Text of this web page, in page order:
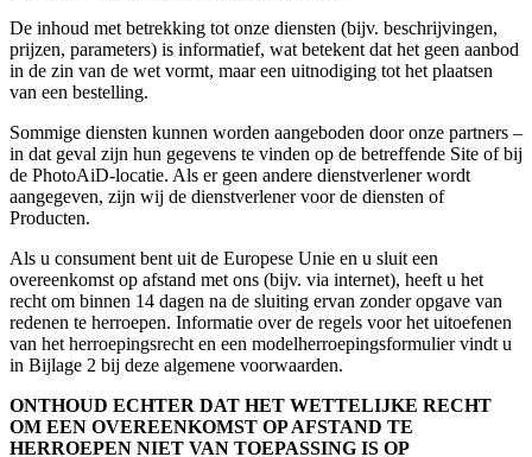
De inhoud met betrekking tot onze diensten (bijv. beschrijvingen,
prijzen, parameters) is informatief, wat betekent dat het geen aanbod
in de zin van de wet vormt, maar een uitnodiging tot het plaatsen
van een bestelling.
Sommige diensten kunnen worden aangeboden door onze partners –
in dat geval zijn hun gegevens te vinden op de betreffende Site of bij
de PhotoAiD-locatie. Als er geen andere dienstverlener wordt
aangegeven, zijn wij de dienstverlener voor de diensten of
Producten.
Als u consument bent uit de Europese Unie en u sluit een
overeenkomst op afstand met ons (bijv. via internet), heeft u het
recht om binnen 14 dagen na de sluiting ervan zonder opgave van
redenen te herroepen. Informatie over de regels voor het uitoefenen
van het herroepingsrecht en een modelherroepingsformulier vindt u
in Bijlage 2 bij deze algemene voorwaarden.
ONTHOUD ECHTER DAT HET WETTELIJKE RECHT
OM EEN OVEREENKOMST OP AFSTAND TE
HERROEPEN NIET VAN TOEPASSING IS OP